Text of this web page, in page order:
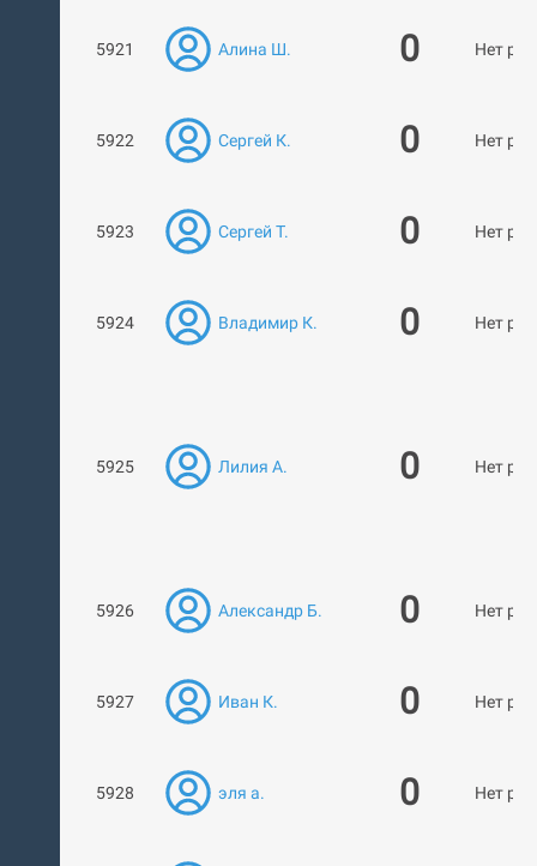
5921 Алина Ш. 0 Нет
5922 Cергей К. 0 Нет
5923 Сергей Т. 0 Нет
5924 Владимир К. 0 Нет
5925 Лилия А. 0 Нет
5926 Александр Б. 0 Нет
5927 Иван К. 0 Нет
5928 эля а. 0 Нет